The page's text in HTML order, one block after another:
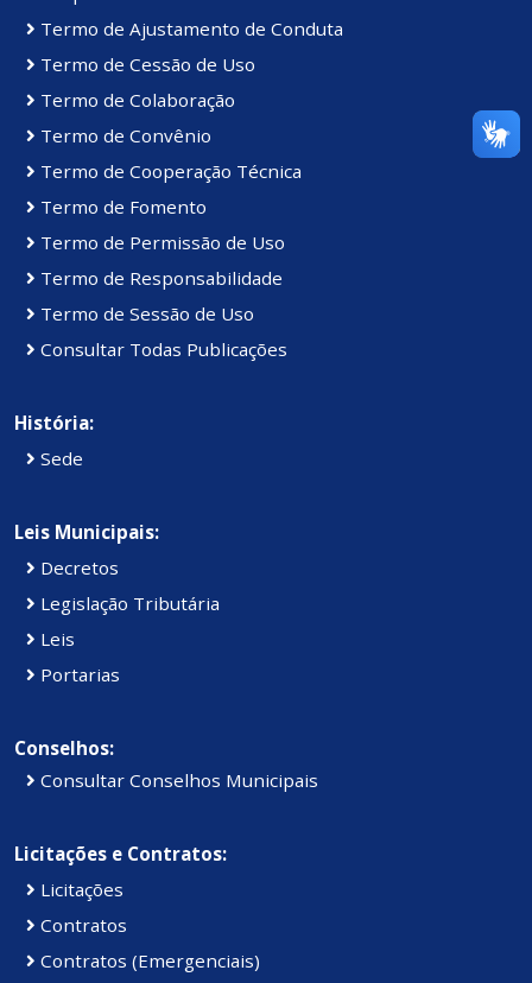
Termo de Ajustamento de Conduta
Termo de Cessão de Uso
Termo de Colaboração
Termo de Convênio
Termo de Cooperação Técnica
Termo de Fomento
Termo de Permissão de Uso
Termo de Responsabilidade
Termo de Sessão de Uso
Consultar Todas Publicações
História:
Sede
Leis Municipais:
Decretos
Legislação Tributária
Leis
Portarias
Conselhos:
Consultar Conselhos Municipais
Licitações e Contratos:
Licitações
Contratos
Contratos (Emergenciais)